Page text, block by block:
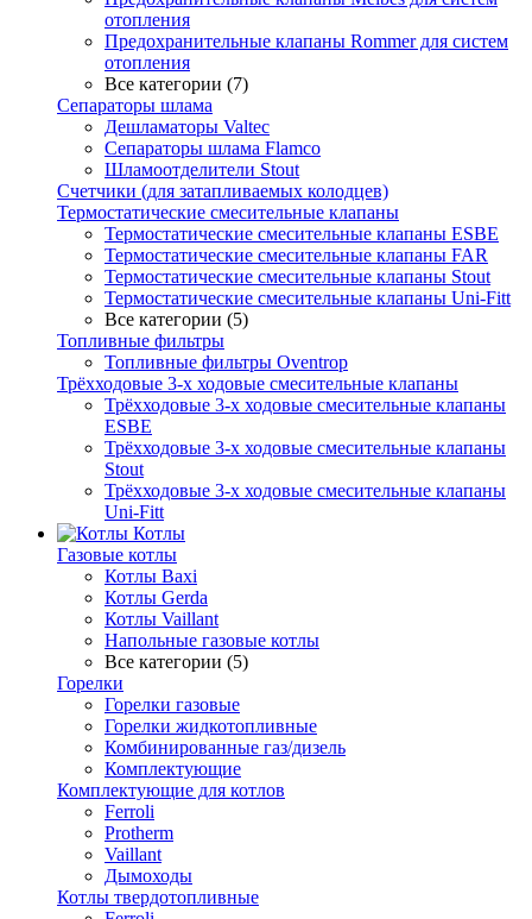
отопления
Предохранительные клапаны Rommer для систем
отопления
Все категории (7)
Сепараторы шлама
Дешламаторы Valtec
Сепараторы шлама Flamco
Шламоотделители Stout
Счетчики (для затапливаемых колодцев)
Термостатические смесительные клапаны
Термостатические смесительные клапаны ESBE
Термостатические смесительные клапаны FAR
Термостатические смесительные клапаны Stout
Термостатические смесительные клапаны Uni-Fitt
Все категории (5)
Топливные фильтры
Топливные фильтры Oventrop
Трёхходовые 3-х ходовые смесительные клапаны
Трёхходовые 3-х ходовые смесительные клапаны
ESBE
Трёхходовые 3-х ходовые смесительные клапаны
Stout
Трёхходовые 3-х ходовые смесительные клапаны
Uni-Fitt
Котлы
Газовые котлы
Котлы Baxi
Котлы Gerda
Котлы Vaillant
Напольные газовые котлы
Все категории (5)
Горелки
Горелки газовые
Горелки жидкотопливные
Комбинированные газ/дизель
Комплектующие
Комплектующие для котлов
Ferroli
Protherm
Vaillant
Дымоходы
Котлы твердотопливные